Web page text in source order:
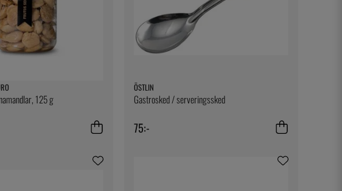
125 g
ÖSTLIN
Gastrosked / serveringssked
75:-